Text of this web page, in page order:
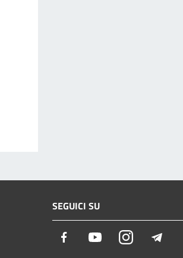
SEGUICI SU
Facebook YoutubeInstagram